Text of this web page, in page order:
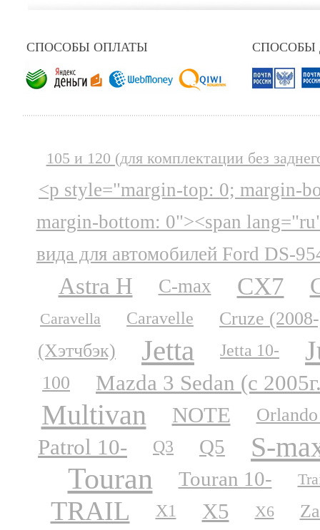
СПОСОБЫ ОПЛАТЫ СПОСОБЫ
105 и 120 (для комплектации без
<p style="margin-top: 0; margin-
margin-bottom: 0"><span
вида для автомобилей Ford DS-
Astra H C-max CX7
Caravella Caravelle
Cruze
(Хэтчбэк)
Jetta Jetta 10-
100 Mazda 3 Sedan (с
Multivan NOTE
Patrol 10- Q3 Q5 S-
Touran Touran 10-
TRAIL X1 X5 X6